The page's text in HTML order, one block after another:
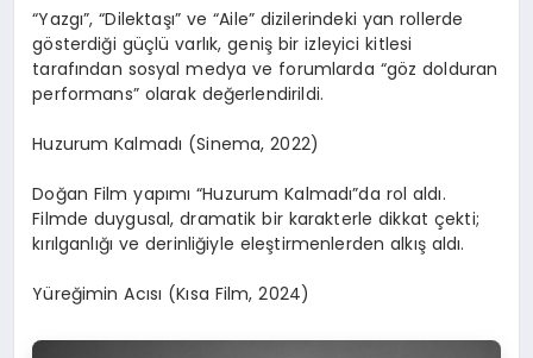
“Yazgı”, “Dilektaşı” ve “Aile” dizilerindeki yan rollerde
gösterdiği güçlü varlık, geniş bir izleyici kitlesi
tarafından sosyal medya ve forumlarda “göz dolduran
performans” olarak değerlendirildi.
Huzurum Kalmadı (Sinema, 2022)
Doğan Film yapımı “Huzurum Kalmadı”da rol aldı.
Filmde duygusal, dramatik bir karakterle dikkat çekti;
kırılganlığı ve derinliğiyle eleştirmenlerden alkış aldı.
Yüreğimin Acısı (Kısa Film, 2024)